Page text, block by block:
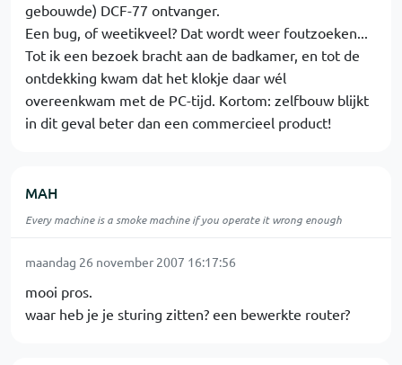
gebouwde) DCF-77 ontvanger.
Een bug, of weetikveel? Dat wordt weer foutzoeken...
Tot ik een bezoek bracht aan de badkamer, en tot de
ontdekking kwam dat het klokje daar wél
overeenkwam met de PC-tijd. Kortom: zelfbouw blijkt
in dit geval beter dan een commercieel product!
MAH
Every machine is a smoke machine if you operate it wrong enough
maandag 26 november 2007 16:17:56
mooi pros.
waar heb je je sturing zitten? een bewerkte router?